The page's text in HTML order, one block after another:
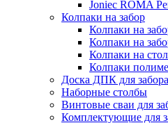
Joniec ROMA
Колпаки на забор
Колпаки на
Колпаки на
Колпаки на
Колпаки
Доска ДПК для забора
Наборные столбы
Винтовые сваи для
Комплектующие для